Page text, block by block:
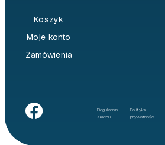
Koszyk
Moje konto
Zamówienia
Regulamin
sklepu
Polityka
prywatności